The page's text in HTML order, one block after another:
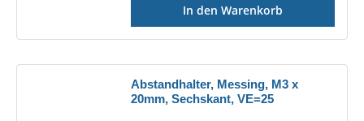
In den Warenkorb
Abstandhalter, Messing, M3 x
20mm, Sechskant, VE=25